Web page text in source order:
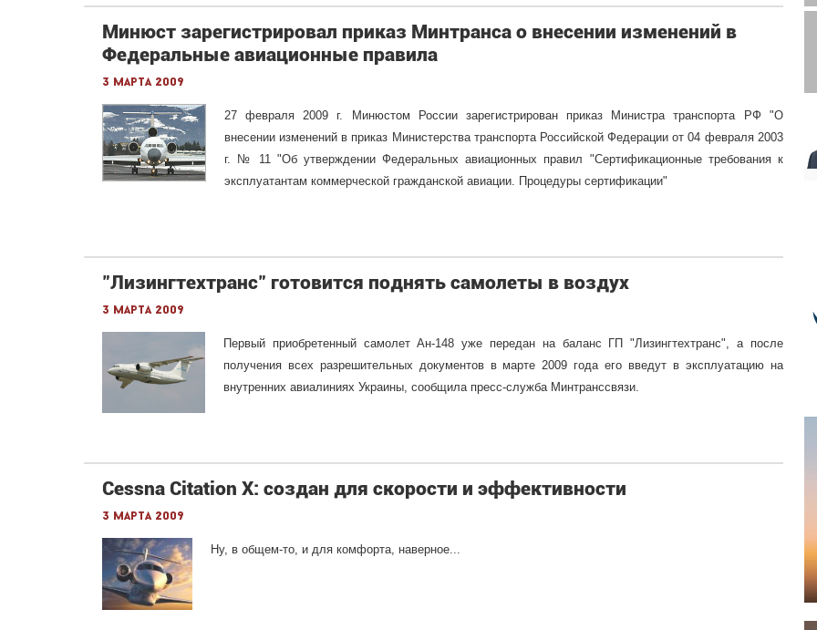
Минюст зарегистрировал приказ Минтранса о внесении изменений в
Федеральные авиационные правила
3 марта 2009
27 февраля 2009 г. Минюстом России зарегистрирован приказ Министра транспорта РФ "О
внесении изменений в приказ Министерства транспорта Российской Федерации от 04 февраля 2003
г. № 11 "Об утверждении Федеральных авиационных правил "Сертификационные требования к
эксплуатантам коммерческой гражданской авиации. Процедуры сертификации"
"Лизингтехтранс" готовится поднять самолеты в воздух
3 марта 2009
Первый приобретенный самолет Ан-148 уже передан на баланс ГП "Лизингтехтранс", а после
получения всех разрешительных документов в марте 2009 года его введут в эксплуатацию на
внутренних авиалиниях Украины, сообщила пресс-служба Минтранссвязи.
Cessna Citation X: создан для скорости и эффективности
3 марта 2009
Ну, в общем-то, и для комфорта, наверное...